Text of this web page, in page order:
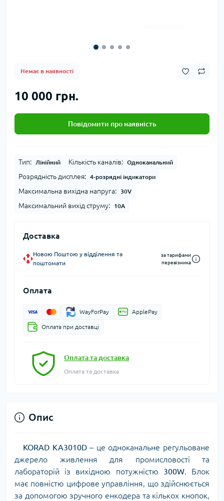
Немає в наявності
10 000 грн.
Повідомити про наявність
Тип: Лінійний Кількість каналів: Одноканальний
Розрядність дисплея: 4-розрядні індикатори
Максимальна вихідна напруга: 30V
Максимальний вихід струму: 10A
Доставка
Новою Поштою у відділення та
поштомати
за тарифами
перевізника
Оплата
WayForPay ApplePay
Оплата при доставці
Оплата та доставка
Оплата та доставка
Опис
KORAD KA3010D– це одноканальне регульоване
джерело живлення для промисловості та
лабораторій із вихідною потужністю 300W. Блок
має повністю цифрове управління, що здійснюється
за допомогою зручного енкодера та кількох кнопок,